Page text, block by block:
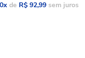
x de R$ 92,99 sem juros